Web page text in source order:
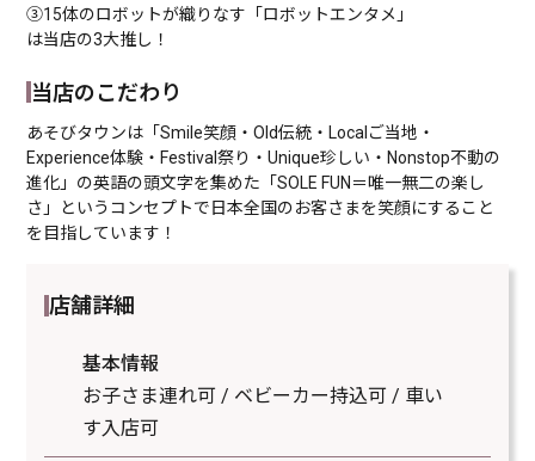
③15体のロボットが織りなす「ロボットエンタメ」
は当店の3大推し！
当店のこだわり
あそびタウンは「Smile笑顔・Old伝統・Localご当地・
Experience体験・Festival祭り・Unique珍しい・Nonstop不動の
進化」の英語の頭文字を集めた「SOLE FUN＝唯一無二の楽し
さ」というコンセプトで日本全国のお客さまを笑顔にすること
を目指しています！
店舗詳細
基本情報
お子さま連れ可 / ベビーカー持込可 / 車い
す入店可